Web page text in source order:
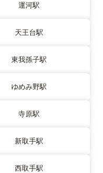
運河駅
天王台駅
東我孫子駅
ゆめみ野駅
寺原駅
新取手駅
西取手駅